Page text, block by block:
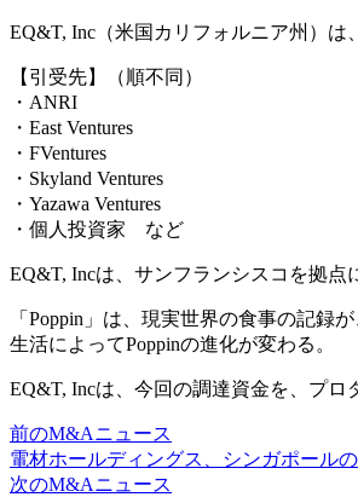
EQ&T, Inc（米国カリフォルニア州）は
【引受先】（順不同）
・ANRI
・East Ventures
・FVentures
・Skyland Ventures
・Yazawa Ventures
・個人投資家 など
EQ&T, Incは、サンフランシスコを拠点
「Poppin」は、現実世界の食事の記録
生活によってPoppinの進化が変わる。
EQ&T, Incは、今回の調達資金を、プロ
前のM&Aニュース
電材ホールディングス、シンガポール
次のM&Aニュース